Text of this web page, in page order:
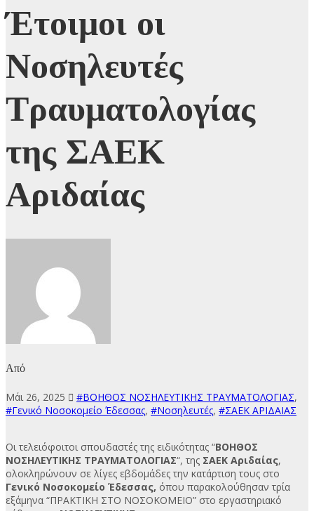
Έτοιμοι οι
Νοσηλευτές
Τραυματολογίας
της ΣΑΕΚ
Αριδαίας
Από
Μάι 26, 2025 #ΒΟΗΘΟΣ ΝΟΣΗΛΕΥΤΙΚΗΣ ΤΡΑΥΜΑΤΟΛΟΓΙΑΣ,
#Γενικό Νοσοκομείο Έδεσσας, #Νοσηλευτές, #ΣΑΕΚ ΑΡΙΔΑΙΑΣ
Οι τελειόφοιτοι σπουδαστές της ειδικότητας “ΒΟΗΘΟΣ
ΝΟΣΗΛΕΥΤΙΚΗΣ ΤΡΑΥΜΑΤΟΛΟΓΙΑΣ“, της ΣΑΕΚ Αριδαίας,
ολοκληρώνουν σε λίγες εβδομάδες την κατάρτιση τους στο
Γενικό Νοσοκομείο Έδεσσας, όπου παρακολούθησαν τρία
εξάμηνα “ΠΡΑΚΤΙΚΗ ΣΤΟ ΝΟΣΟΚΟΜΕΙΟ” στο εργαστηριακό